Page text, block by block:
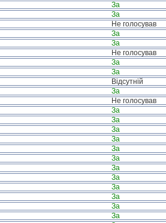
За
За
Не голосував
За
За
Не голосував
За
За
Відсутній
За
Не голосував
За
За
За
За
За
За
За
За
За
За
За
За